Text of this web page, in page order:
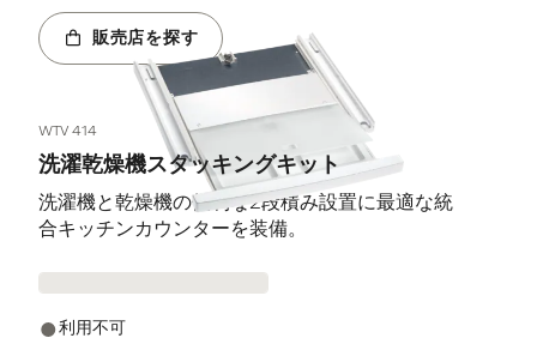
販売店を探す
WTV 414
洗濯乾燥機スタッキングキット
洗濯機と乾燥機の便利な2段積み設置に最適な統
合キッチンカウンターを装備。
利用不可